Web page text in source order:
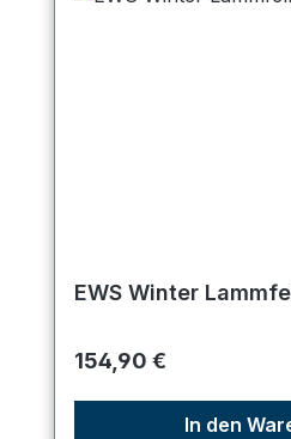
EWS Winter
Regulärer Preis:
154,90 €
In den